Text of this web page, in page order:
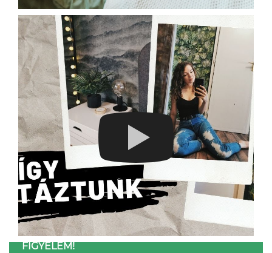
FIGYELEM!